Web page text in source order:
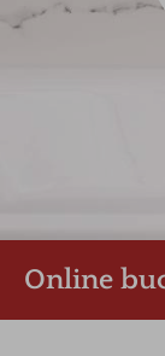
Online